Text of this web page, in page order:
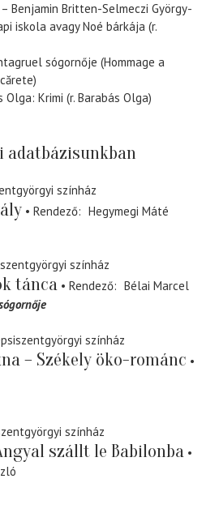
Benjamin Britten-Selmeczi György-
iskola avagy Noé bárkája (r.
sógornője (Hommage a
Krimi (r. Barabás Olga)
adatbázisunkban
színház
Rendező
Hegymegi Máté
színház
tánca Rendező
Bélai Marcel
színház
– Székely öko-románc
színház
szállt le Babilonba